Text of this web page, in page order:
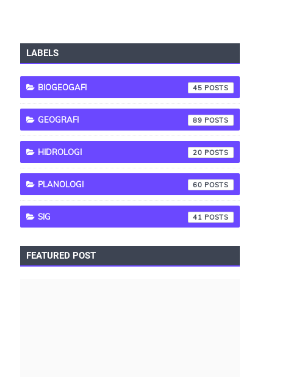
LABELS
BIOGEOGAFI 45
GEOGRAFI 89
HIDROLOGI 20
PLANOLOGI 60
SIG 41
FEATURED POST